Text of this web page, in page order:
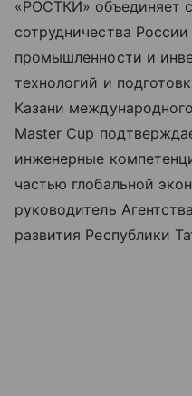
«РОСТКИ» объединяет
сотрудничества
промышленности и
технологий и
Казани
Master Cup
инженерные
частью глобальной
руководитель
развития Республики